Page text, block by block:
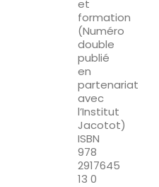
et
formation
(Numéro
double
publié
en
partenariat
avec
l’Institut
Jacotot)
ISBN
978
2917645
13 0